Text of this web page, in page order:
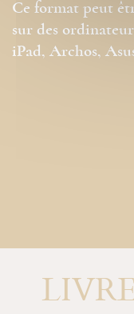
Ce format peut
sur des
iPad, Archos,